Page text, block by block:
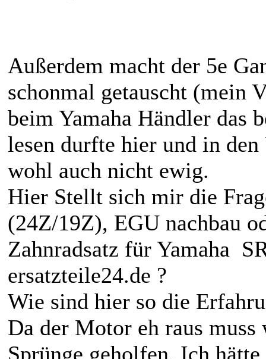
Außerdem macht der 5e
schonmal getauscht (mein
beim Yamaha Händler das
lesen durfte hier und in
wohl auch nicht ewig.
Hier Stellt sich mir die
(24Z/19Z), EGU nachbau
Zahnradsatz für Yamaha
ersatzteile24.de ?
Wie sind hier so die
Da der Motor eh raus
Sprünge geholfen. Ich